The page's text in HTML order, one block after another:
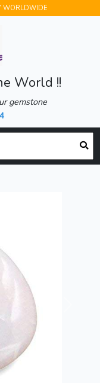
WORLDWIDE
World !!
gemstone